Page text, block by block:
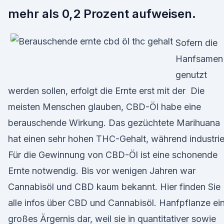
mehr als 0,2 Prozent aufweisen.
Sofern die
Hanfsamen
genutzt
werden sollen, erfolgt die Ernte erst mit der Die
meisten Menschen glauben, CBD-Öl habe eine
berauschende Wirkung. Das gezüchtete Marihuana
hat einen sehr hohen THC-Gehalt, während
Für die Gewinnung von CBD-Öl ist eine schonende
Ernte notwendig. Bis vor wenigen Jahren war
Cannabisöl und CBD kaum bekannt. Hier finden Sie
alle infos über CBD und Cannabisöl. Hanfpflanze
großes Ärgernis dar, weil sie in quantitativer sowie